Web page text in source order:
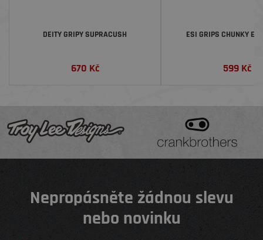
DEITY GRIPY SUPRACUSH
670 Kč
ESI GRIPS CHUNKY
599Kč
Nepropásněte žádnou slevu
nebo novinku